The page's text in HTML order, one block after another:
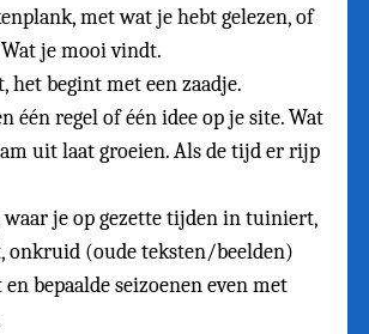
met wat je hebt gelezen, of
je mooi vindt.
het begint met een zaadje.
één regel of één idee op je site. Wat
uit laat groeien. Als de tijd er rijp
waar je op gezette tijden in tuiniert,
onkruid (oude teksten/beelden)
bepaalde seizoenen even met